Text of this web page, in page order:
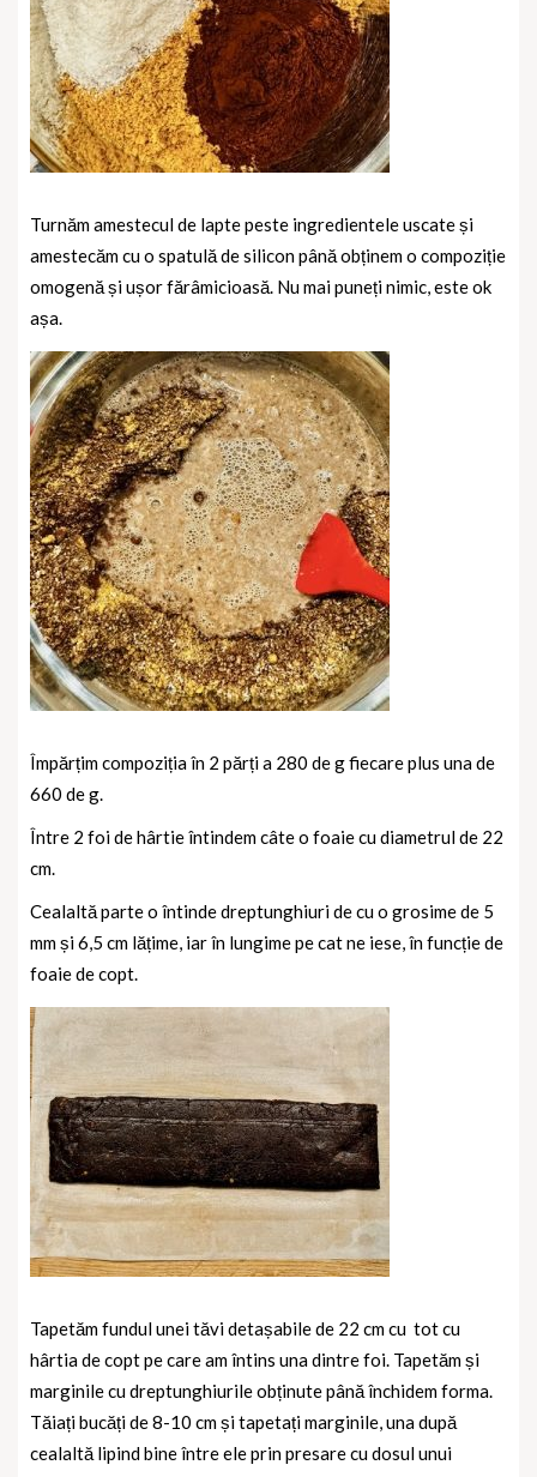
Turnăm amestecul de lapte peste ingredientele uscate și
amestecăm cu o spatulă de silicon până obținem o compoziție
omogenă și ușor fărâmicioasă. Nu mai puneți nimic, este ok
așa.
Împărțim compoziția în 2 părți a 280 de g fiecare plus una de
660 de g.
Între 2 foi de hârtie întindem câte o foaie cu diametrul de 22
cm.
Cealaltă parte o întinde dreptunghiuri de cu o grosime de 5
mm și 6,5 cm lățime, iar în lungime pe cat ne iese, în funcție de
foaie de copt.
Tapetăm fundul unei tăvi detașabile de 22 cm cu tot cu
hârtia de copt pe care am întins una dintre foi. Tapetăm și
marginile cu dreptunghiurile obținute până închidem forma.
Tăiați bucăți de 8-10 cm și tapetați marginile, una după
cealaltă lipind bine între ele prin presare cu dosul unui